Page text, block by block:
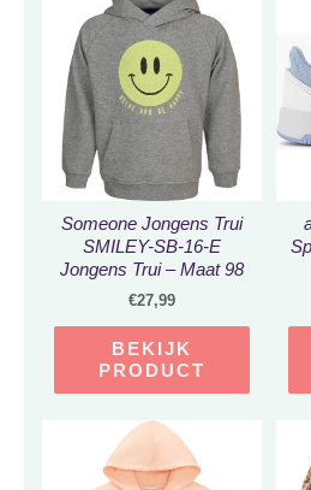
Someone Jongens Trui
SMILEY-SB-16-E
Jongens Trui – Maat 98
€27,99
BEKIJK
PRODUCT